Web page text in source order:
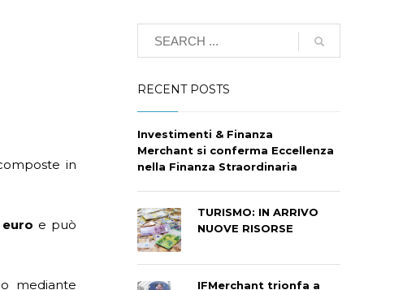
in
e può
mediante
RECENT POSTS
Investimenti & Finanza
Merchant si conferma Eccellenza
nella Finanza Straordinaria
TURISMO: IN ARRIVO
NUOVE RISORSE
IFMerchant trionfa a